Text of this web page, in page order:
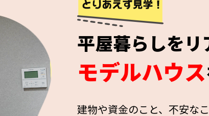
平屋暮らしを
モデルハウス
建物や資金のこと、不安な